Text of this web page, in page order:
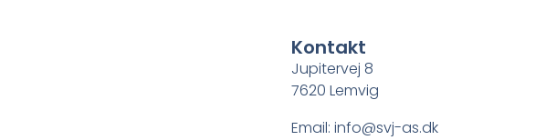
Kontakt
Jupitervej 8
7620 Lemvig
Email: info@svj-as.dk